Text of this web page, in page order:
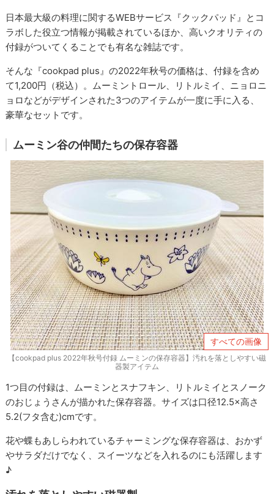
日本最大級の料理に関するWEBサービス『クックパッド』とコ
ラボした役立つ情報が掲載されているほか、高いクオリティの
付録がついてくることでも有名な雑誌です。
そんな『cookpad plus』の2022年秋号の価格は、付録を含め
て1,200円（税込）。ムーミントロール、リトルミイ、ニョロニ
ョロなどがデザインされた3つのアイテムが一度に手に入る、
豪華なセットです。
ムーミン谷の仲間たちの保存容器
すべての画像
【cookpad plus 2022年秋号付録 ムーミンの保存容器】汚れを落としやすい磁
器製アイテム
1つ目の付録は、ムーミンとスナフキン、リトルミイとスノーク
のおじょうさんが描かれた保存容器。サイズは口径12.5×高さ
5.2(フタ含む)cmです。
花や蝶もあしらわれているチャーミングな保存容器は、おかず
やサラダだけでなく、スイーツなどを入れるのにも活躍します
♪